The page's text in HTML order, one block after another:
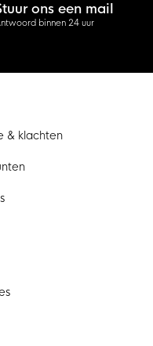
ons een mail
binnen 24 uur
& klachten